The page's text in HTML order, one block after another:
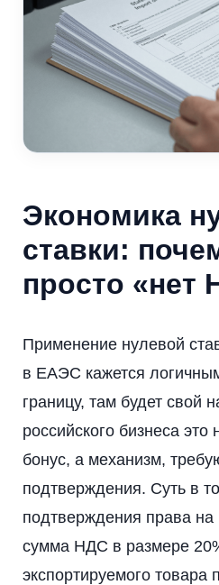
Экономика
ставки:
просто «нет
Применение нулевой
в ЕАЭС кажется
границу, там будет свой
российского бизнеса это
бонус, а механизм,
подтверждения. Суть в
подтверждения права на
сумма НДС в размере
экспортируемого товара